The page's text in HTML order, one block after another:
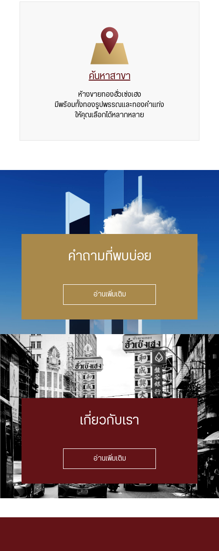
ค้นหาสาขา
ห้างขายทองฮั่วเซ่งเฮง
มีพร้อมทั้งทองรูปพรรณและทองคำแท่ง
ให้คุณเลือกได้หลากหลาย
คำถามที่พบบ่อย
อ่านเพิ่มเติม
เกี่ยวกับเรา
อ่านเพิ่มเติม